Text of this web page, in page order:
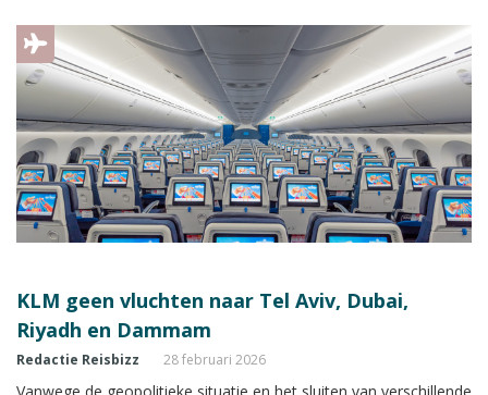
KLM geen vluchten naar Tel Aviv, Dubai,
Riyadh en Dammam
Redactie Reisbizz 28 februari 2026